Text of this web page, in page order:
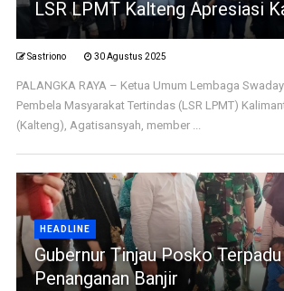
LSR LPMT Kalteng Apresiasi
Sastriono 30 Agustus 2025
PALANGKA RAYA – Ketua Umum Lembaga
Pembela Masyarakat Tertindas (LSR LPMT)
(Kalteng), Agatisansyah, member ...
HEADLINE
Gubernur Tinjau Posko Terpadu
Penanganan Banjir